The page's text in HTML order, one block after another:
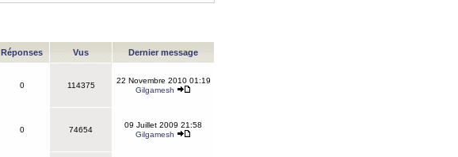
Réponses Vus Dernier message
0 114375
22 Novembre 2010 01:19
Gilgamesh
0 74654
09 Juillet 2009 21:58
Gilgamesh